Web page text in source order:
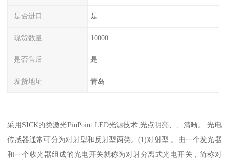
是否进口 是
现货数量 10000
是否售后 是
发货地址 青岛
采用SICK的类激光PinPoint LED光源技术,光点明亮、、清晰。 光电
传感器通常可分为对射型和反射型两类。(1)对射型 。由一个发光器
和一个收光器组成的光电开关就称为对射分离式光电开关，简称对